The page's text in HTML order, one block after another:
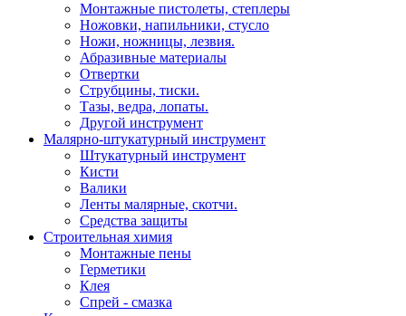
Монтажные пистолеты, степлеры
Ножовки, напильники, стусло
Ножи, ножницы, лезвия.
Абразивные материалы
Отвертки
Cтрубцины, тиски.
Тазы, ведра, лопаты.
Другой инструмент
Малярно-штукатурный инструмент
Штукатурный инструмент
Кисти
Валики
Ленты малярные, скотчи.
Средства защиты
Строительная химия
Монтажные пены
Герметики
Клея
Спрей - смазка